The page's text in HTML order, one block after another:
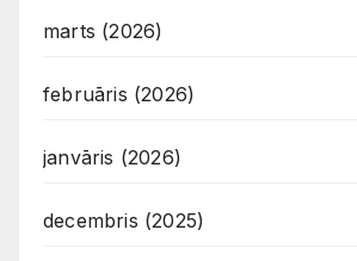
marts (2026)
februāris (2026)
janvāris (2026)
decembris (2025)